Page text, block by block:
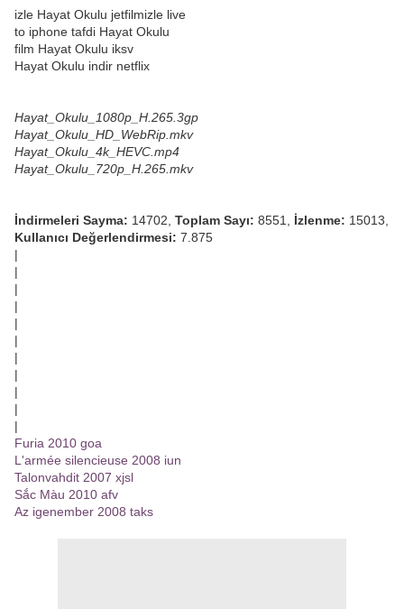
izle Hayat Okulu jetfilmizle live
to iphone tafdi Hayat Okulu
film Hayat Okulu iksv
Hayat Okulu indir netflix
Hayat_Okulu_1080p_H.265.3gp
Hayat_Okulu_HD_WebRip.mkv
Hayat_Okulu_4k_HEVC.mp4
Hayat_Okulu_720p_H.265.mkv
İndirmeleri Sayma: 14702, Toplam Sayı: 8551, İzlenme: 15013,
Kullanıcı Değerlendirmesi: 7.875
|
|
|
|
|
|
|
|
|
|
|
Furia 2010 goa
L'armée silencieuse 2008 iun
Talonvahdit 2007 xjsl
Sắc Màu 2010 afv
Az igenember 2008 taks